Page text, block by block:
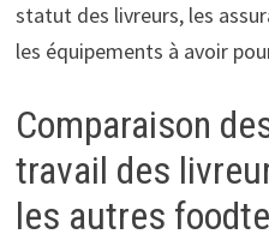
statut des livreurs, les
les équipements à avoir
Comparaison
travail des
les autres